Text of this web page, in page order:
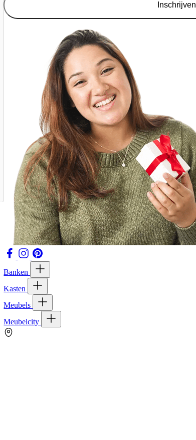
Inschrijven
Banken
Kasten
Meubels
Meubelcity